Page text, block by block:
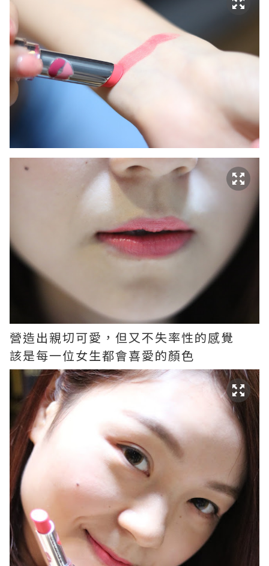
營造出親切可愛，但又不失率性的感覺
該是每一位女生都會喜愛的顏色